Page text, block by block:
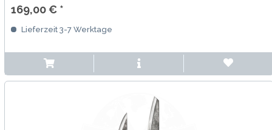
169,00 € *
Lieferzeit 3-7 Werktage